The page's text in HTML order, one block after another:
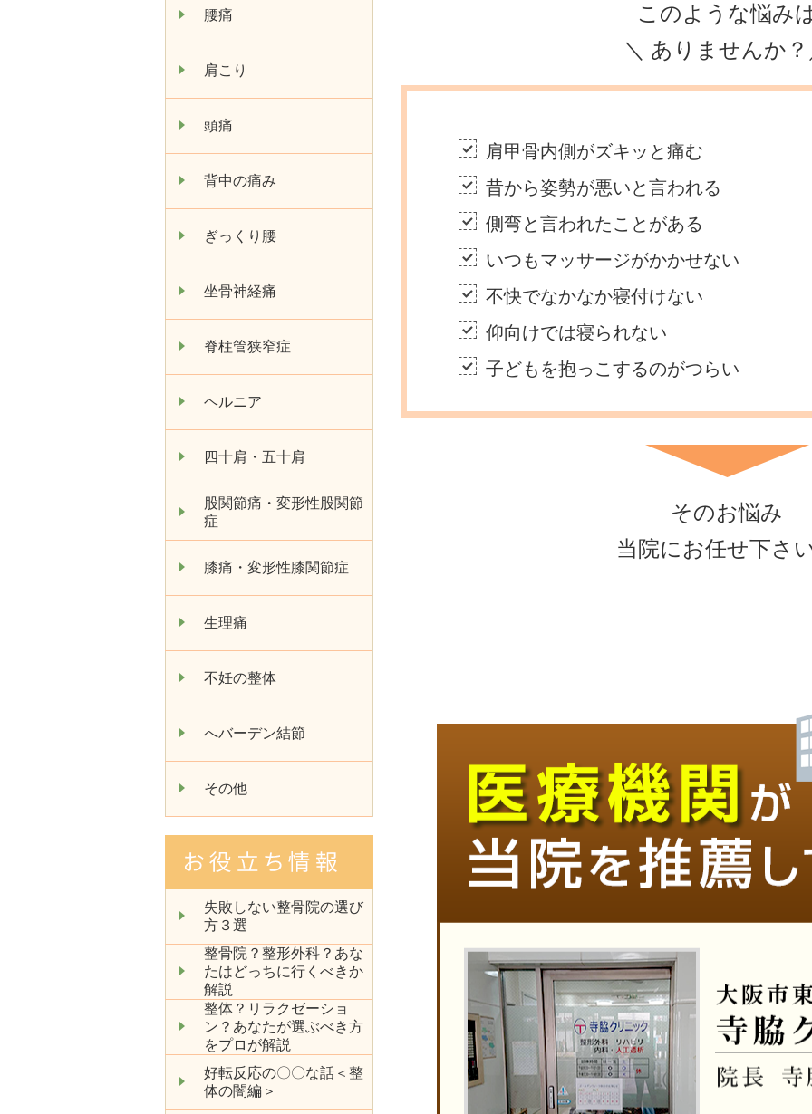
腰痛
肩こり
頭痛
背中の痛み
ぎっくり腰
坐骨神経痛
脊柱管狭窄症
ヘルニア
四十肩・五十肩
股関節痛・変形性股関節
症
膝痛・変形性膝関節症
生理痛
不妊の整体
へバーデン結節
その他
失敗しない整骨院の選び
方３選
整骨院？整形外科？あな
たはどっちに行くべきか
解説
整体？リラクゼーショ
ン？あなたが選ぶべき方
をプロが解説
好転反応の〇〇な話＜整
体の闇編＞
このような悩み
＼ ありませんか
肩甲骨内側がズキッと痛む
昔から姿勢が悪いと言われる
側弯と言われたことがある
いつもマッサージがかかせない
不快でなかなか寝付けない
仰向けでは寝られない
子どもを抱っこするのがつらい
そのお悩み
当院にお任せ下さ